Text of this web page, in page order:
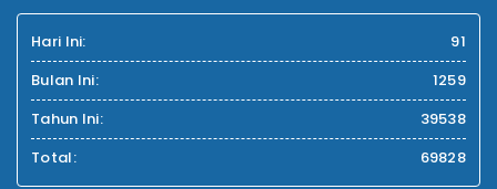
Hari Ini:
91
Bulan Ini:
1259
Tahun Ini:
39538
Total:
69828